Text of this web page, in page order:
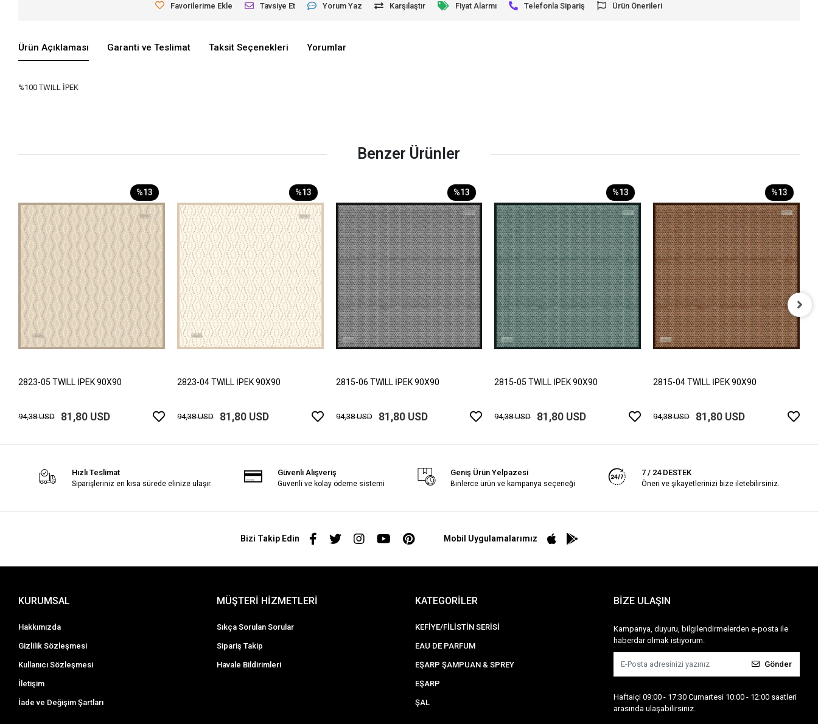
Favorilerime Ekle Tavsiye Et Yorum Yaz Karşılaştır Fiyat Alarmı Telefonla Sipariş Ürün Önerileri
Ürün Açıklaması Garanti ve Teslimat Taksit Seçenekleri Yorumlar
%100 TWILL İPEK
Benzer Ürünler
%13
2823-05 TWILL İPEK 90X90
94,38 USD 81,80 USD
%13
2823-04 TWILL İPEK 90X90
94,38 USD 81,80 USD
%13
2815-06 TWILL İPEK 90X90
94,38 USD 81,80 USD
%13
2815-05 TWILL İPEK 90X90
94,38 USD 81,80 USD
%13
2815-04 TWILL İPEK 90X90
94,38 USD 81,80 USD
Hızlı Teslimat
Siparişleriniz en kısa sürede elinize ulaşır.
Güvenli Alışveriş
Güvenli ve kolay ödeme sistemi
Geniş Ürün Yelpazesi
Binlerce ürün ve kampanya seçeneği
7 / 24 DESTEK
Öneri ve şikayetlerinizi bize iletebilirsiniz.
Bizi Takip Edin Mobil Uygulamalarımız
KURUMSAL
Hakkımızda
Gizlilik Sözleşmesi
Kullanıcı Sözleşmesi
İletişim
İade ve Değişim Şartları
MÜŞTERİ HİZMETLERİ
Sıkça Sorulan Sorular
Sipariş Takip
Havale Bildirimleri
KATEGORİLER
KEFİYE/FİLİSTİN SERİSİ
EAU DE PARFUM
EŞARP ŞAMPUAN & SPREY
EŞARP
ŞAL
BİZE ULAŞIN
Kampanya, duyuru, bilgilendirmelerden e-posta ile
haberdar olmak istiyorum.
Gönder
Haftaiçi 09:00 - 17:30 Cumartesi 10:00 - 12:00 saatleri
arasında ulaşabilirsiniz.